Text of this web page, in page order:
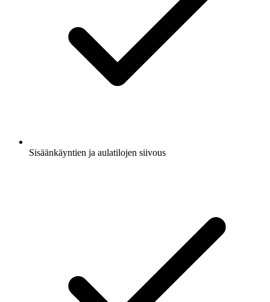
Sisäänkäyntien ja aulatilojen siivous